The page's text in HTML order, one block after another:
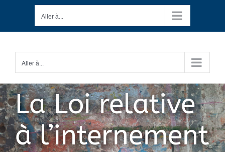
contenu
Aller à...
Aller à...
La Loi relative
à l’internement